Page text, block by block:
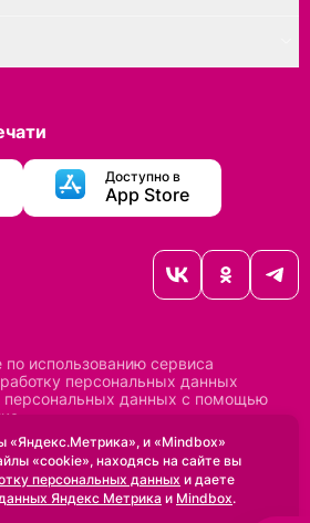
Доступно в
App Store
по использованию сервиса
персональных данных
персональных данных с помощью
персональных данных с помощью
персональных данных
Договор оферты
«Яндекс.Метрика», и «Mindbox»
«cookie», находясь на сайте вы
персональных данных и даете
Яндекс Метрика и Mindbox.